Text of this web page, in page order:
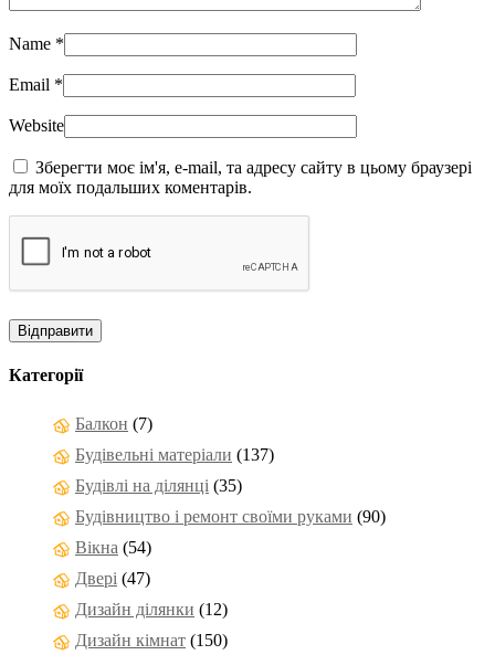
Name *
Email *
Website
Зберегти моє ім'я, e-mail, та адресу сайту в цьому браузері
для моїх подальших коментарів.
Категорії
Балкон (7)
Будівельні матеріали (137)
Будівлі на ділянці (35)
Будівництво і ремонт своїми руками (90)
Вікна (54)
Двері (47)
Дизайн ділянки (12)
Дизайн кімнат (150)